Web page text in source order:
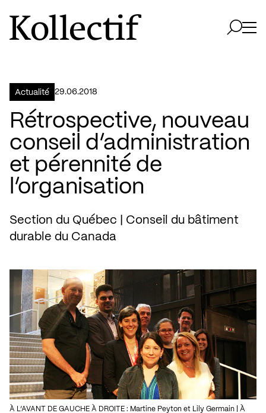
Aller à la page d'accueil
Logo Kollectif
Actualité 29.06.2018
Rétrospective, nouveau
conseil d’administration
et pérennité de
l’organisation
Section du Québec | Conseil du bâtiment
durable du Canada
À L’AVANT DE GAUCHE À DROITE : Martine Peyton et Lily Germain | À